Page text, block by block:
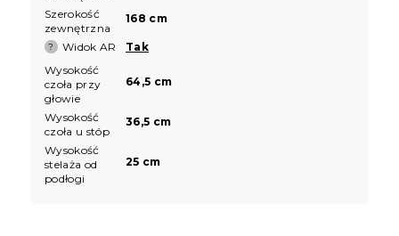
Szerokość
zewnętrzna
168 cm
? Widok AR
Tak
Wysokość
czoła przy
głowie
64,5 cm
Wysokość
czoła u stóp
36,5 cm
Wysokość
stelaża od
podłogi
25 cm